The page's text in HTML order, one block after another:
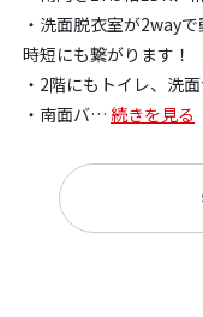
・洗面脱衣室が2way
時短にも繋がります！
・2階にもトイレ、洗
・南面バ… 続きを見る